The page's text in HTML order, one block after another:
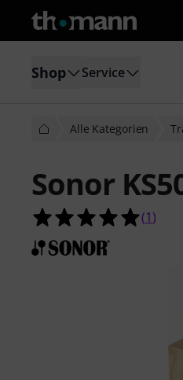
Shop Service
Alle Kategorien
Sonor
5.0
(1)